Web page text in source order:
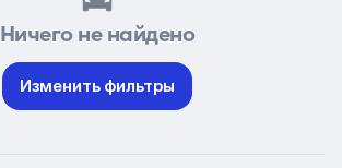
Ничего не найдено
Изменить фильтры